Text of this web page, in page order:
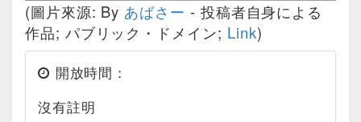
(圖片來源: By あばさー - 投稿者自身による
作品; パブリック・ドメイン; Link)
開放時間：
沒有註明